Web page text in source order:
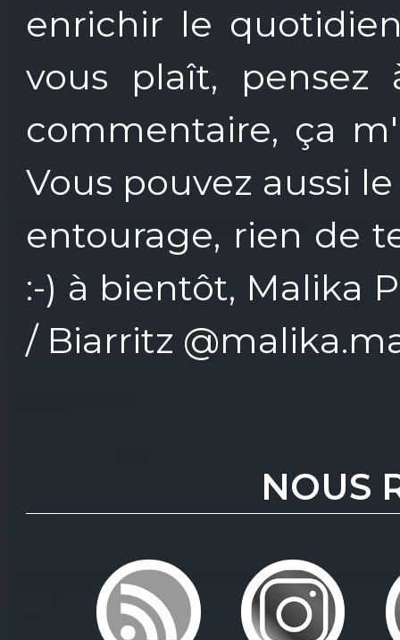
enrichir le
vous plaît,
commentaire, ça
Vous pouvez aussi
entourage, rien de
:-) à bientôt, Malika
/ Biarritz
NOUS